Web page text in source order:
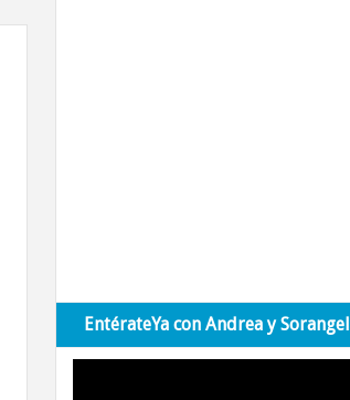
EntérateYa con Andrea y Sorangel